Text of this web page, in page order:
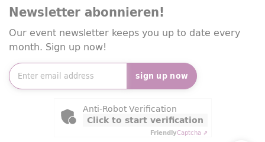
Newsletter abonnieren!
Our event newsletter keeps you up to date every
month. Sign up now!
sign up now
Friendly Captcha
Anti-Robot Verification
Click to start verification
FriendlyCaptcha ⇗